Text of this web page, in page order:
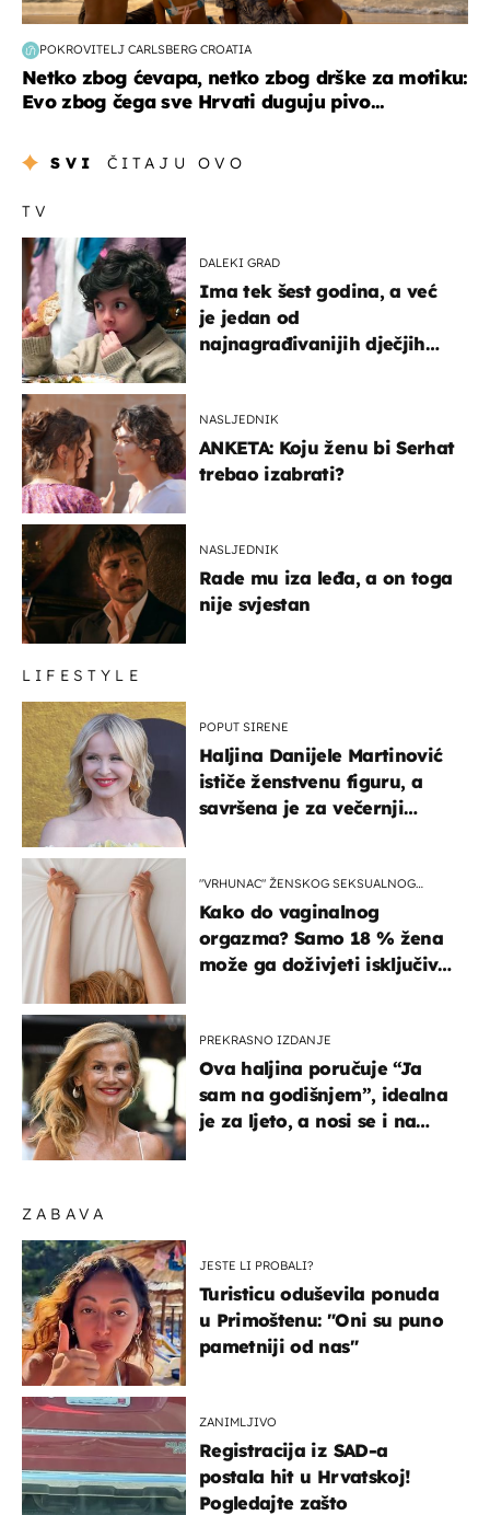
POKROVITELJ CARLSBERG CROATIA
Netko zbog ćevapa, netko zbog drške za motiku:
Evo zbog čega sve Hrvati duguju pivo...
SVI ČITAJU OVO
ZABAVA
JESTE LI PROBALI?
Turisticu oduševila ponuda
u Primoštenu: "Oni su puno
pametniji od nas"
ZANIMLJIVO
Registracija iz SAD-a
postala hit u Hrvatskoj!
Pogledajte zašto
TV
DALEKI GRAD
Ima tek šest godina, a već
je jedan od
najnagrađivanijih dječjih
NASLJEDNIK
ANKETA: Koju ženu bi Serhat
trebao izabrati?
NASLJEDNIK
Rade mu iza leđa, a on toga
nije svjestan
LIFESTYLE
POPUT SIRENE
Haljina Danijele Martinović
ističe ženstvenu figuru, a
savršena je za večernji
"VRHUNAC" ŽENSKOG SEKSUALNOG
Kako do vaginalnog
orgazma? Samo 18 % žena
može ga doživjeti isključivo
PREKRASNO IZDANJE
Ova haljina poručuje “Ja
sam na godišnjem”, idealna
je za ljeto, a nosi se i na